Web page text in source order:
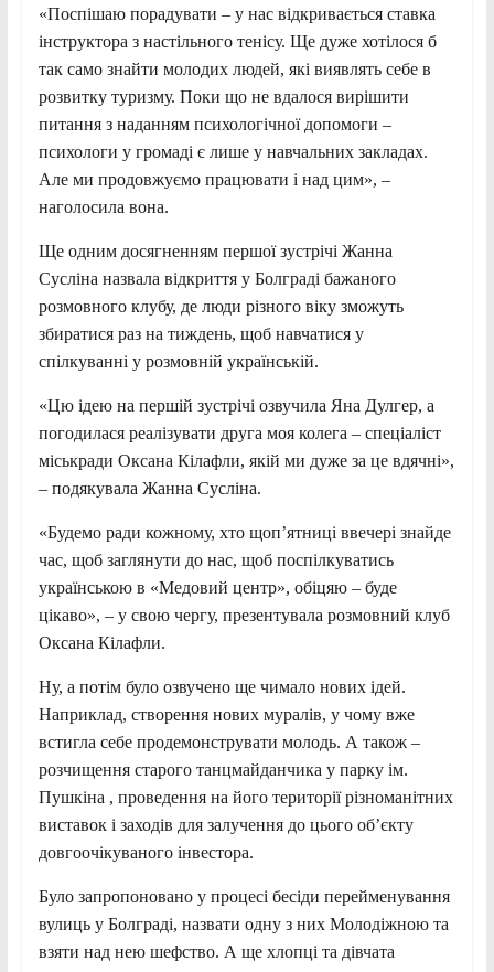
«Поспішаю порадувати – у нас відкривається ставка
інструктора з настільного тенісу. Ще дуже хотілося б
так само знайти молодих людей, які виявлять себе в
розвитку туризму. Поки що не вдалося вирішити
питання з наданням психологічної допомоги –
психологи у громаді є лише у навчальних закладах.
Але ми продовжуємо працювати і над цим», –
наголосила вона.
Ще одним досягненням першої зустрічі Жанна
Сусліна назвала відкриття у Болграді бажаного
розмовного клубу, де люди різного віку зможуть
збиратися раз на тиждень, щоб навчатися у
спілкуванні у розмовній українській.
«Цю ідею на першій зустрічі озвучила Яна Дулгер, а
погодилася реалізувати друга моя колега – спеціаліст
міськради Оксана Кілафли, якій ми дуже за це вдячні»,
– подякувала Жанна Сусліна.
«Будемо ради кожному, хто щоп’ятниці ввечері знайде
час, щоб заглянути до нас, щоб поспілкуватись
українською в «Медовий центр», обіцяю – буде
цікаво», – у свою чергу, презентувала розмовний клуб
Оксана Кілафли.
Ну, а потім було озвучено ще чимало нових ідей.
Наприклад, створення нових муралів, у чому вже
встигла себе продемонструвати молодь. А також –
розчищення старого танцмайданчика у парку ім.
Пушкіна , проведення на його території різноманітних
виставок і заходів для залучення до цього об’єкту
довгоочікуваного інвестора.
Було запропоновано у процесі бесіди перейменування
вулиць у Болграді, назвати одну з них Молодіжною та
взяти над нею шефство. А ще хлопці та дівчата